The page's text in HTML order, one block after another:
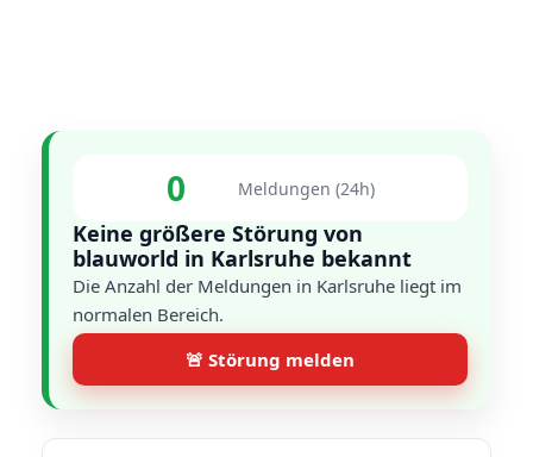
0 Meldungen (24h)
Keine größere Störung von
blauworld in Karlsruhe bekannt
Die Anzahl der Meldungen in Karlsruhe liegt im
normalen Bereich.
🚨 Störung melden